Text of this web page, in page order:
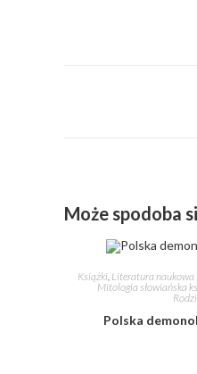
Może spodoba
Książki, Literatura naukowa
Mitologia słowiańska
Polska